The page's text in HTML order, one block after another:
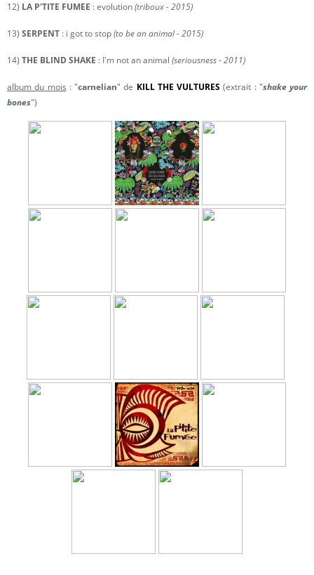
12) LA P'TITE FUMEE : evolution(triboux - 2015)
13) SERPENT : i got to stop(to be an animal - 2015)
14) THE BLIND SHAKE : I'm not an animal (seriousness - 2011)
album du mois : "carnelian" de KILL THE VULTURES (extrait : "shake your
bones")